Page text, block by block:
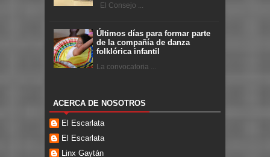
El Consejo ...
Últimos días para formar parte
de la compañía de danza
folklórica infantil
La convocatoria ...
ACERCA DE NOSOTROS
El Escarlata
El Escarlata
Linx Gaytán